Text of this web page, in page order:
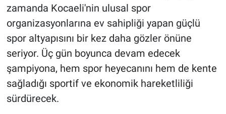
zamanda Kocaeli'nin ulusal spor
organizasyonlarına ev sahipliği yapan güçlü
spor altyapısını bir kez daha gözler önüne
seriyor. Üç gün boyunca devam edecek
şampiyona, hem spor heyecanını hem de kente
sağladığı sportif ve ekonomik hareketliliği
sürdürecek.